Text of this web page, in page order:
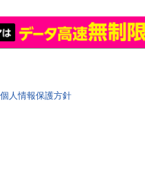
個人情報保護方針